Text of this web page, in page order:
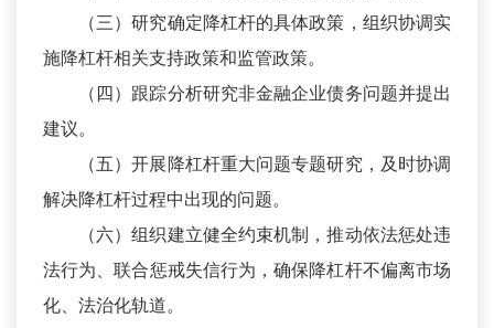
（三）研究确定降杠杆的具体政策，组织协调实
施降杠杆相关支持政策和监管政策。
（四）跟踪分析研究非金融企业债务问题并提出
建议。
（五）开展降杠杆重大问题专题研究，及时协调
解决降杠杆过程中出现的问题。
（六）组织建立健全约束机制，推动依法惩处违
法行为、联合惩戒失信行为，确保降杠杆不偏离市场
化、法治化轨道。